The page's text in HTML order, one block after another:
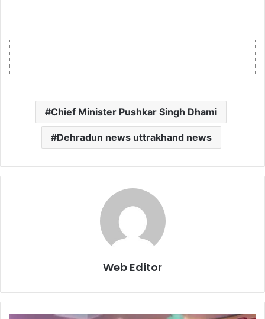
Chief Minister Pushkar Singh Dhami
Dehradun news uttrakhand news
Web Editor